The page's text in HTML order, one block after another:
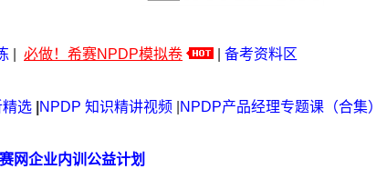
必做！希赛NPDP模拟卷 备考资料区
选 NPDP 知识精讲视频 NPDP产品经理专题课（合集）
网企业内训公益计划